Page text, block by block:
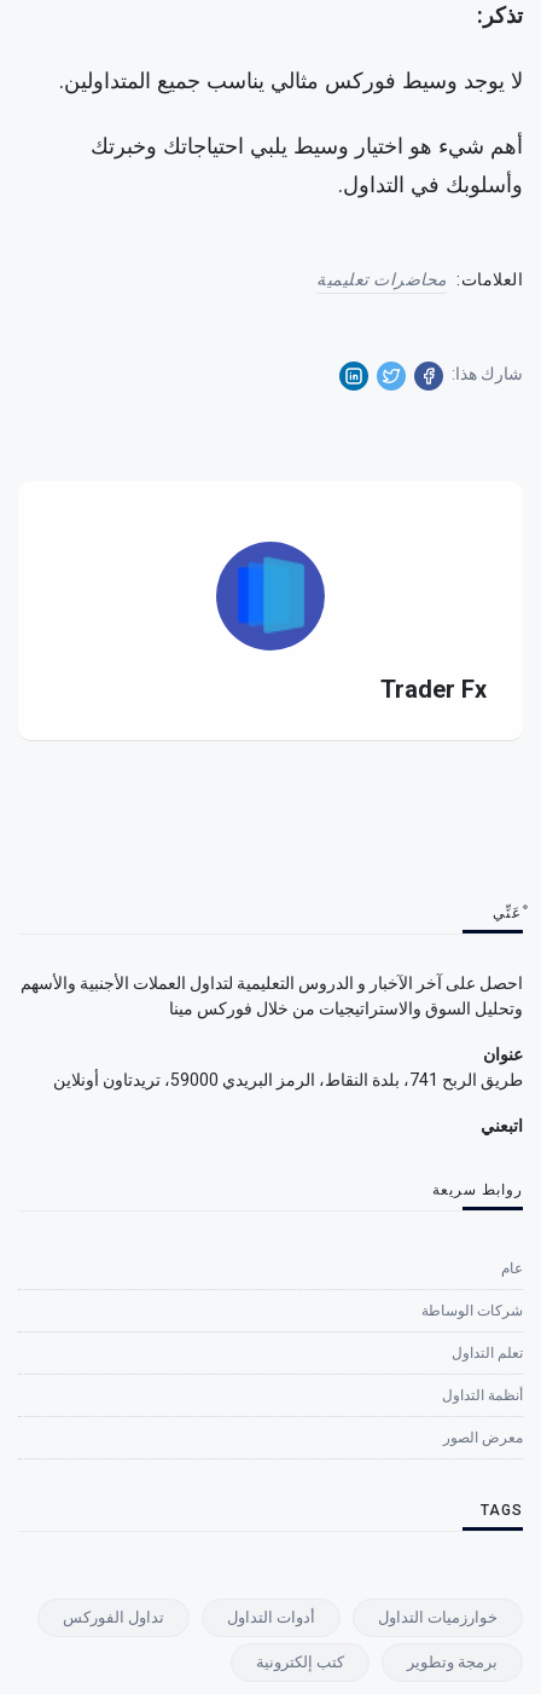
تذكر:
لا يوجد وسيط فوركس مثالي يناسب جميع المتداولين.
أهم شيء هو اختيار وسيط يلبي احتياجاتك وخبرتك
وأسلوبك في التداول.
العلامات: محاضرات تعليمية
شارك هذا:
Trader Fx
ْعَنِّي
احصل على آخر الآخبار و الدروس التعليمية لتداول العملات الأجنبية والأسهم
وتحليل السوق والاستراتيجيات من خلال فوركس مينا
عنوان
طريق الربح 741، بلدة النقاط، الرمز البريدي 59000، تريدتاون أونلاين
اتبعني
روابط سريعة
عام
شركات الوساطة
تعلم التداول
أنظمة التداول
معرض الصور
TAGS
خوارزميات التداول أدوات التداول تداول الفوركس
برمجة وتطوير كتب إلكترونية